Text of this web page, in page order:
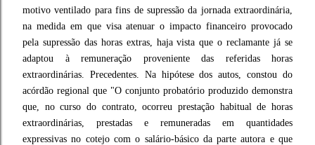
motivo ventilado para fins de supressão da jornada extraordinária,
na medida em que visa atenuar o impacto financeiro provocado
pela supressão das horas extras, haja vista que o reclamante já se
adaptou à remuneração proveniente das referidas horas
extraordinárias. Precedentes. Na hipótese dos autos, constou do
acórdão regional que "O conjunto probatório produzido demonstra
que, no curso do contrato, ocorreu prestação habitual de horas
extraordinárias, prestadas e remuneradas em quantidades
expressivas no cotejo com o salário-básico da parte autora e que